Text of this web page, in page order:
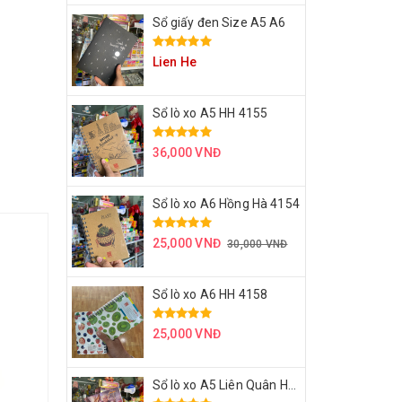
Sổ giấy đen Size A5 A6
Lien He
Sổ lò xo A5 HH 4155
36,000 VNĐ
Sổ lò xo A6 Hồng Hà 4154
25,000 VNĐ 30,000 VNĐ
Sổ lò xo A6 HH 4158
25,000 VNĐ